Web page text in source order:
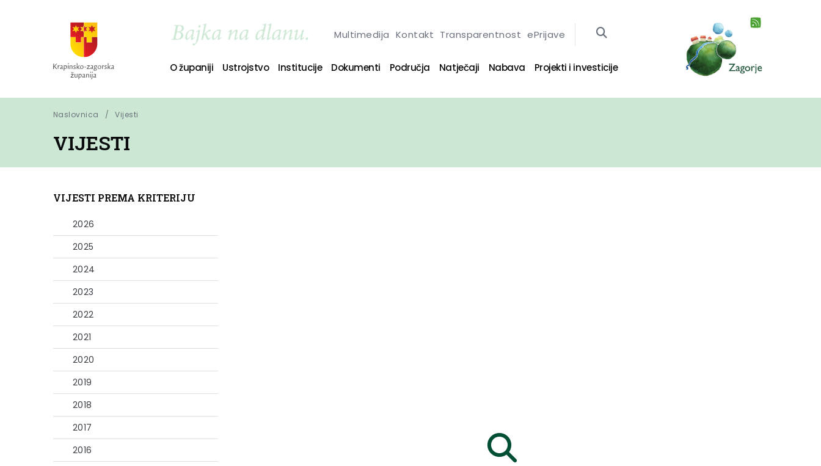
Multimedija Kontakt Transparentnost ePrijave
O županiji Ustrojstvo Institucije Dokumenti Područja Natječaji Nabava Projekti i investicije
Naslovnica Vijesti
VIJESTI
VIJESTI PREMA KRITERIJU
2026
2025
2024
2023
2022
2021
2020
2019
2018
2017
2016